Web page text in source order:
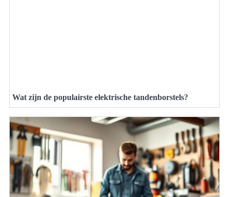
Wat zijn de populairste elektrische tandenborstels?